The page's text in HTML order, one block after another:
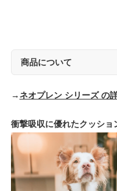
商品について
→ ネオプレン シリーズ の
衝撃吸収に優れたクッシ